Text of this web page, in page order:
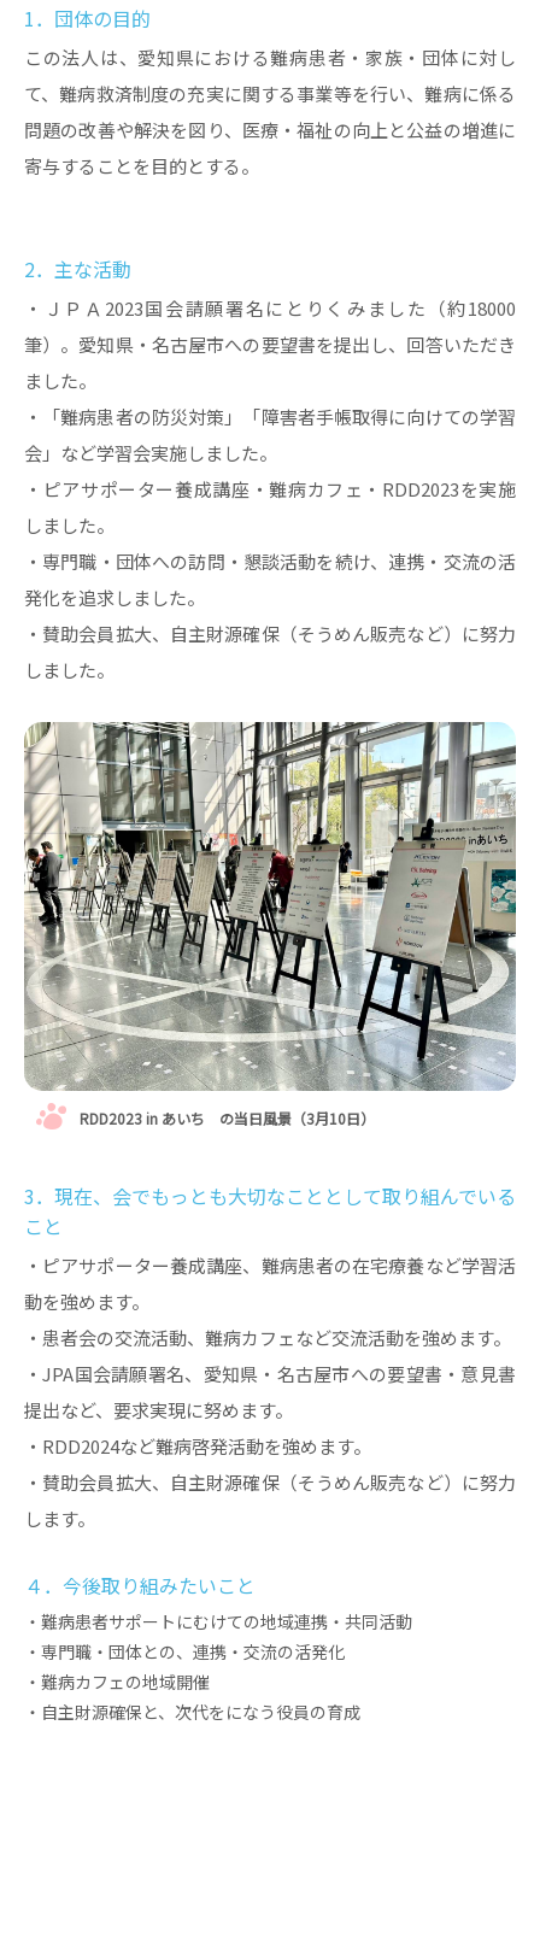
1．団体の目的
この法人は、愛知県における難病患者・家族・団体に対し
て、難病救済制度の充実に関する事業等を行い、難病に係る
問題の改善や解決を図り、医療・福祉の向上と公益の増進に
寄与することを目的とする。
2．主な活動
・ＪＰＡ2023国会請願署名にとりくみました（約18000
筆）。愛知県・名古屋市への要望書を提出し、回答いただき
ました。
・「難病患者の防災対策」「障害者手帳取得に向けての学習
会」など学習会実施しました。
・ピアサポーター養成講座・難病カフェ・RDD2023を実施
しました。
・専門職・団体への訪問・懇談活動を続け、連携・交流の活
発化を追求しました。
・賛助会員拡大、自主財源確保（そうめん販売など）に努力
しました。
RDD2023 in あいち の当日風景（3月10日）
3．現在、会でもっとも大切なこととして取り組んでいる
こと
・ピアサポーター養成講座、難病患者の在宅療養など学習活
動を強めます。
・患者会の交流活動、難病カフェなど交流活動を強めます。
・JPA国会請願署名、愛知県・名古屋市への要望書・意見書
提出など、要求実現に努めます。
・RDD2024など難病啓発活動を強めます。
・賛助会員拡大、自主財源確保（そうめん販売など）に努力
します。
４．今後取り組みたいこと
・難病患者サポートにむけての地域連携・共同活動
・専門職・団体との、連携・交流の活発化
・難病カフェの地域開催
・自主財源確保と、次代をになう役員の育成